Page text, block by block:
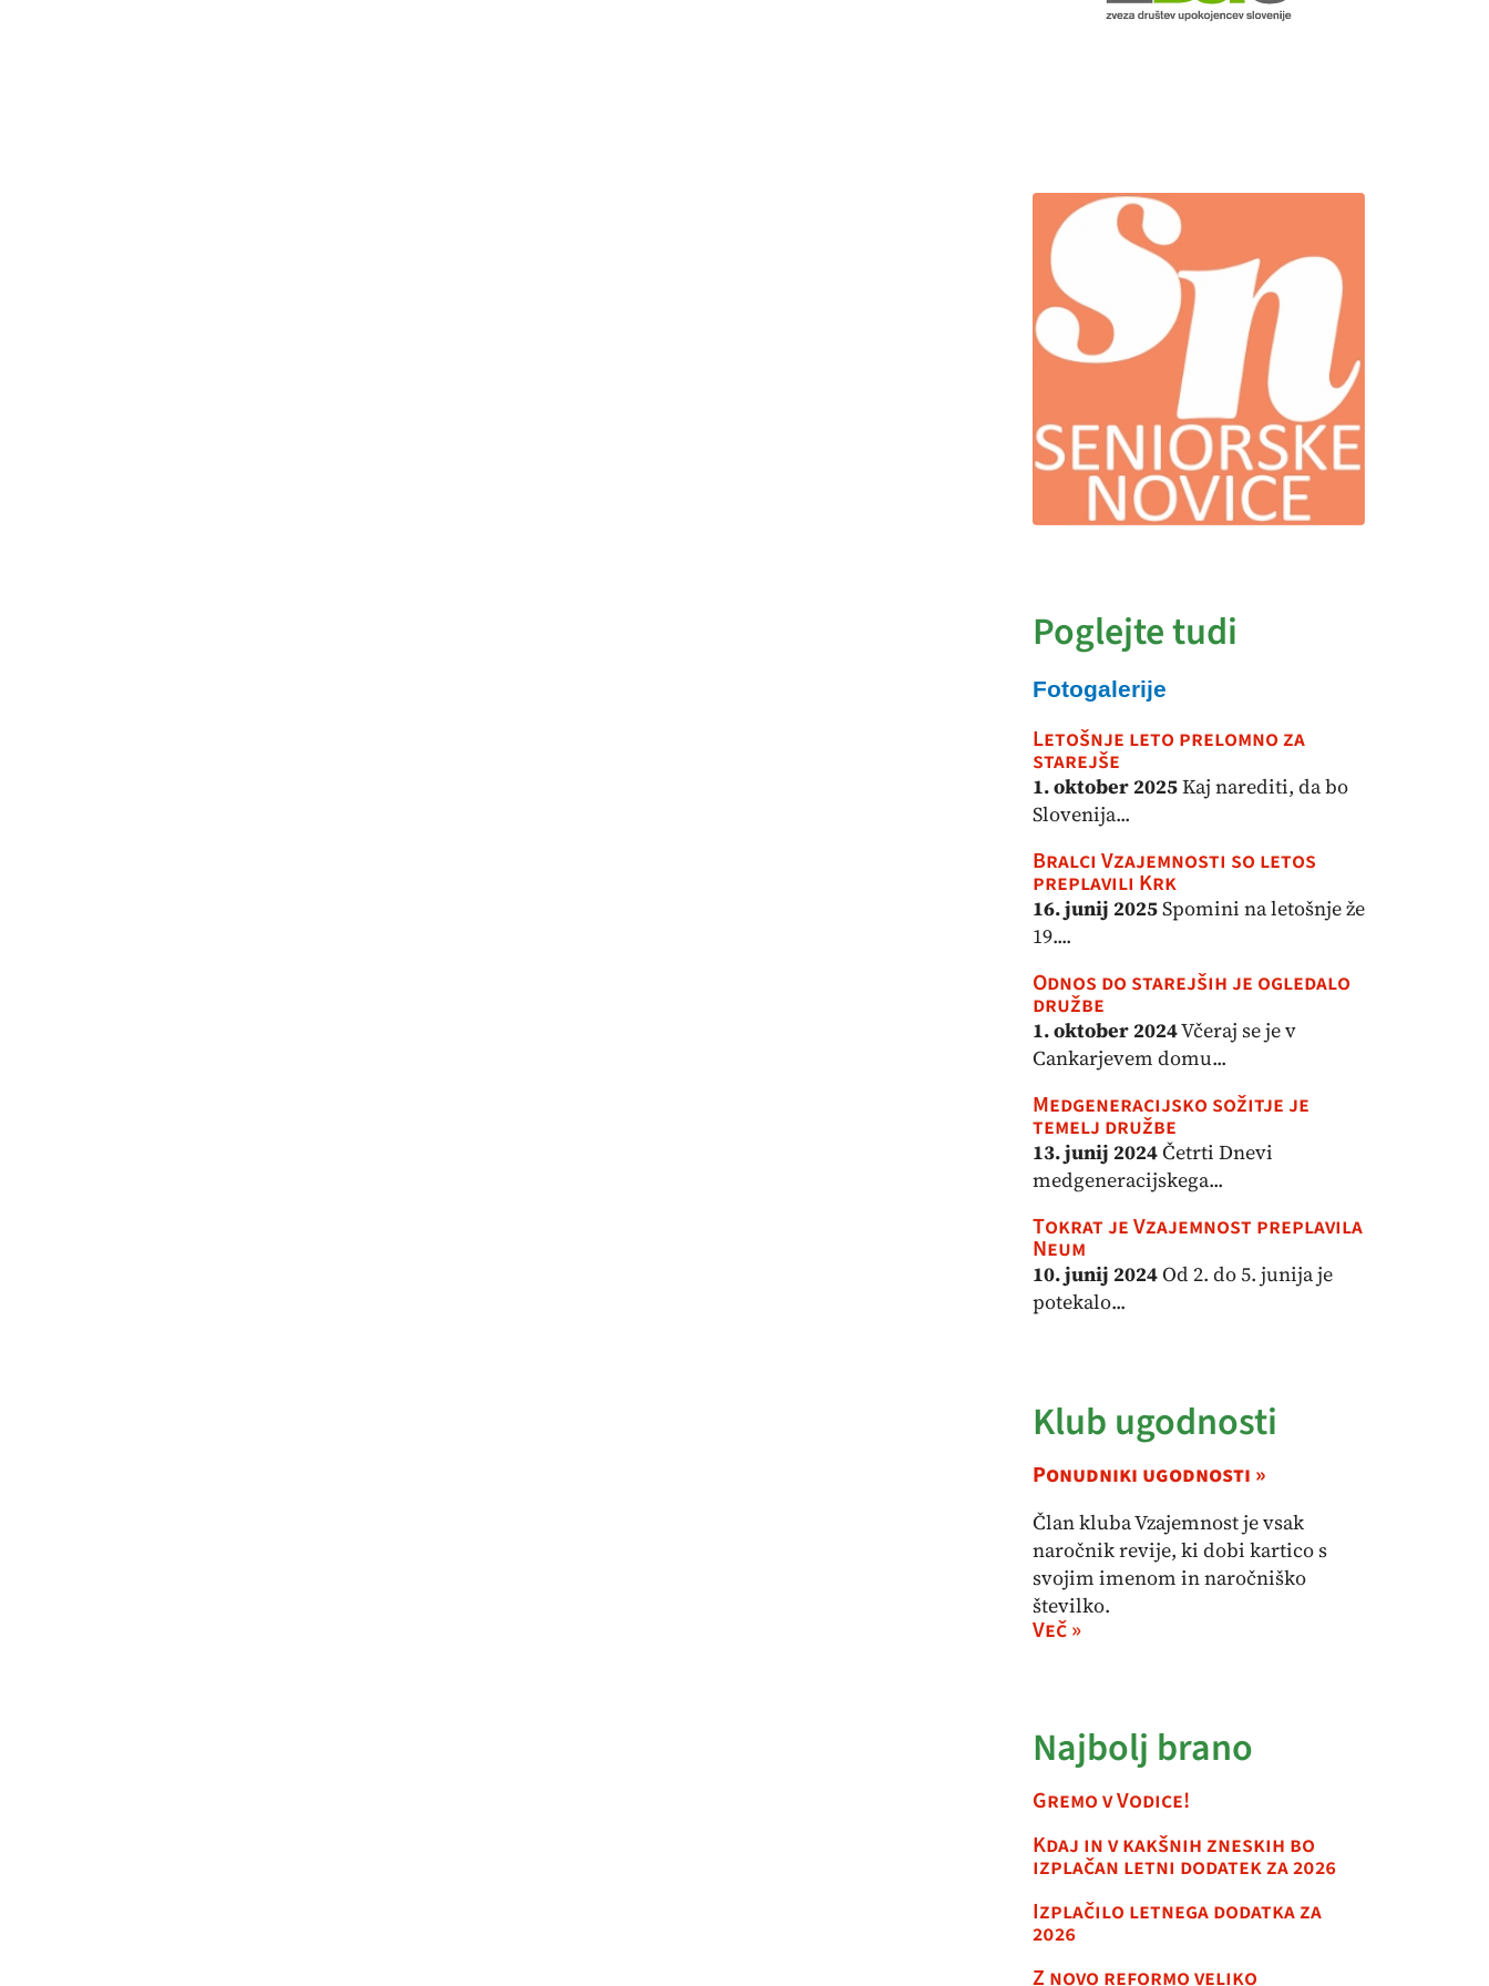
Poglejte tudi
Fotogalerije
Letošnje leto prelomno za
starejše
1. oktober 2025Kaj narediti, da bo
Slovenija...
Bralci Vzajemnosti so letos
preplavili Krk
16. junij 2025Spomini na letošnje že
19....
Odnos do starejših je ogledalo
družbe
1. oktober 2024Včeraj se je v
Cankarjevem domu...
Medgeneracijsko sožitje je
temelj družbe
13. junij 2024Četrti Dnevi
medgeneracijskega...
Tokrat je Vzajemnost preplavila
Neum
10. junij 2024Od 2. do 5. junija je
potekalo...
Klub ugodnosti
Ponudniki ugodnosti »
Član kluba Vzajemnost je vsak
naročnik revije, ki dobi kartico s
svojim imenom in naročniško
številko.
Več »
Najbolj brano
Gremo v Vodice!
Kdaj in v kakšnih zneskih bo
izplačan letni dodatek za 2026
Izplačilo letnega dodatka za
2026
Z novo reformo veliko